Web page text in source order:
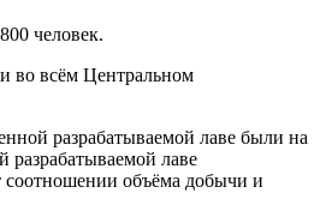
человек.
во всём Центральном
разрабатываемой лаве были на
разрабатываемой лаве
соотношении объёма добычи и